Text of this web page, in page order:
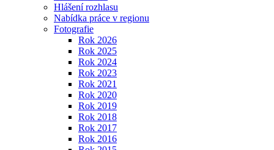
Hlášení rozhlasu
Nabídka práce v regionu
Fotografie
Rok 2026
Rok 2025
Rok 2024
Rok 2023
Rok 2021
Rok 2020
Rok 2019
Rok 2018
Rok 2017
Rok 2016